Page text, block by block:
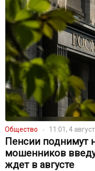
Общество 11:01, 4
Пенсии поднимут
мошенников
ждет в августе